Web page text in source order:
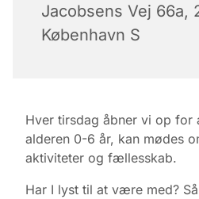
Jacobsens Vej 66a,
København S
Hver tirsdag åbner vi op for
alderen 0-6 år, kan mødes
aktiviteter og fællesskab.
Har I lyst til at være med?